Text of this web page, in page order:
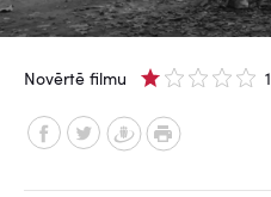
Novērtē filmu